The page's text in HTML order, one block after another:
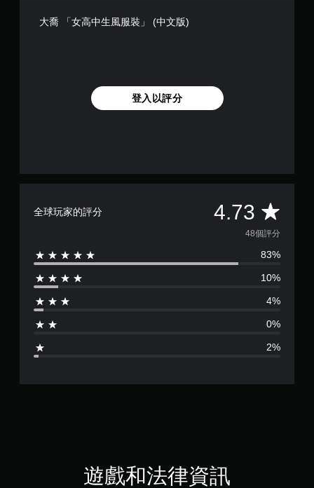
大喬 「女高中生風服裝」 (中文版)
登入以評分
全球玩家的評分 4.73 平
均
評
分
7
48個評分
83%
10%
4%
0%
2%
遊戲和法律資訊